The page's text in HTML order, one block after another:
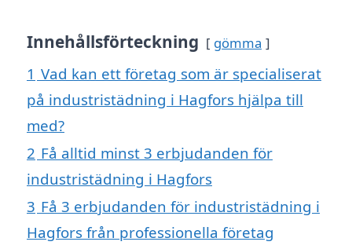
Innehållsförteckning gömma
1 Vad kan ett företag som är specialiserat
på industristädning i Hagfors hjälpa till
med?
2 Få alltid minst 3 erbjudanden för
industristädning i Hagfors
3 Få 3 erbjudanden för industristädning i
Hagfors från professionella företag